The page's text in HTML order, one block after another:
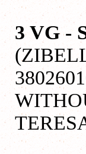
3 VG -